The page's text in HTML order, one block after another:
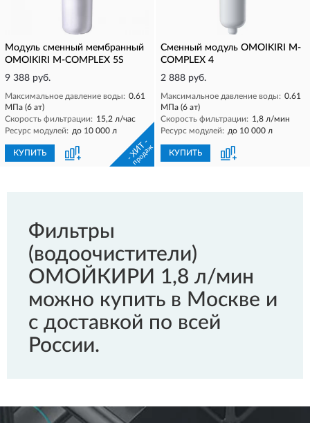
Модуль сменный мембранный
OMOIKIRI M-COMPLEX 5S
9 388 руб.
Максимальное давление воды: 0.61
МПа (6 ат)
Скорость фильтрации: 15,2 л/час
Ресурс модулей: до 10 000 л
КУПИТЬ - ХИТ -
продаж
Сменный модуль OMOIKIRI M-
COMPLEX 4
2 888 руб.
Максимальное давление воды: 0.61
МПа (6 ат)
Скорость фильтрации: 1,8 л/мин
Ресурс модулей: до 10 000 л
КУПИТЬ
Фильтры
(водоочистители)
ОМОЙКИРИ 1,8 л/мин
можно купить в Москве и
с доставкой по всей
России.